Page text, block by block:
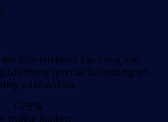
dịch tìm kiếm, tập trung vào
lưu thông qua các từ khóa ngách
cá nhân hóa.
+315%
trưởng Booking